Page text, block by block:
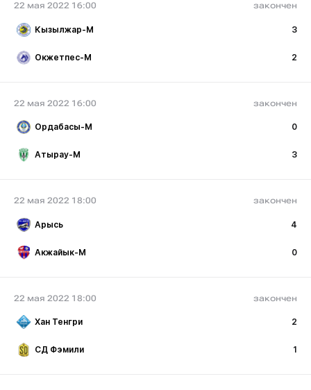
22 мая 2022 16:00 закончен
Кызылжар-М 3
Окжетпес-М 2
22 мая 2022 16:00 закончен
Ордабасы-М 0
Атырау-М 3
22 мая 2022 18:00 закончен
Арысь 4
Акжайык-М 0
22 мая 2022 18:00 закончен
Хан Тенгри 2
СД Фэмили 1